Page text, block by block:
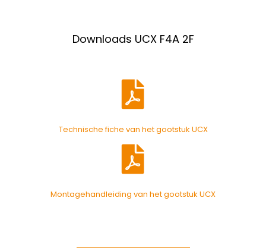
Downloads UCX F4A 2F
Technische fiche van het gootstuk UCX
Montagehandleiding van het gootstuk UCX